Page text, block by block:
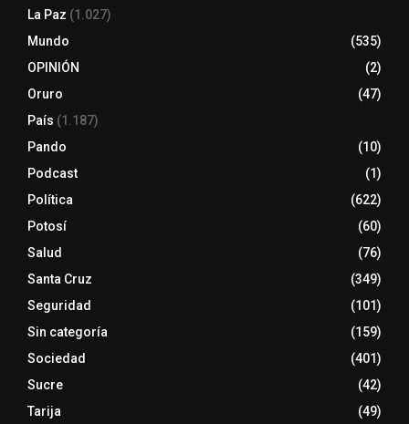
La Paz (1.027)
Mundo
(535)
OPINIÓN
(2)
Oruro
(47)
País (1.187)
Pando
(10)
Podcast
(1)
Política
(622)
Potosí
(60)
Salud
(76)
Santa Cruz
(349)
Seguridad
(101)
Sin categoría
(159)
Sociedad
(401)
Sucre
(42)
Tarija
(49)